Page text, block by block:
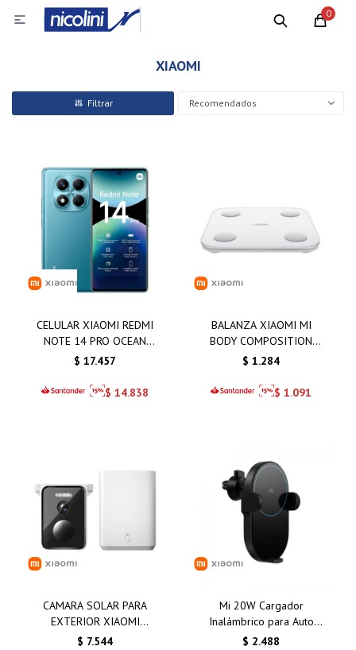
0

XIAOMI
Recomendados
CELULAR XIAOMI REDMI
NOTE 14 PRO OCEAN
BLUE 8GB 256GB
$ 17.457
$ 14.838
BALANZA XIAOMI MI
BODY COMPOSITION
SCALE S400
$ 1.284
$ 1.091
CAMARA SOLAR PARA
EXTERIOR XIAOMI
BW400 PRO SET
$ 7.544
Mi 20W Cargador
Inalámbrico para Auto
Xiaomi
$ 2.488